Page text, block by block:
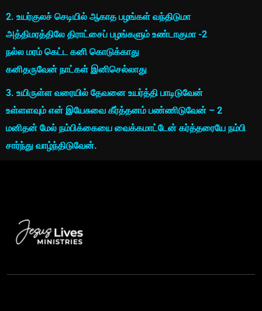
2. உயர்குலச் செடியில் ஆகாத பழங்கள் வந்திடுமா
அத்திமரத்திலே திராட்சைப் பழங்களும் உண்டாகுமா -2
நல்ல மரம் கெட்ட கனி கொடுக்காது
கனிதருவேன் நாட்கள் இனிசெல்லாது
3. உயிருள்ள வரையில் தேவனை உயர்த்தி பாடிடுவேன்
உள்ளளவும் என் இயேசுவை கீர்த்தனம் பண்ணிடுவேன் – 2
மனிதன் மேல் நம்பிக்கையை வைக்கமாட்டேன் கர்த்தரையே நம்பி
சார்ந்து வாழ்ந்திடுவேன்.